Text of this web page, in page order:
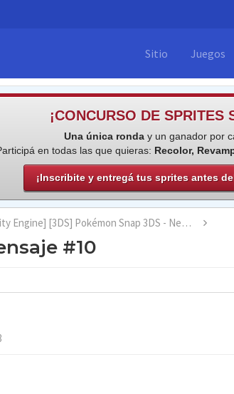
Sitio Juegos
¡CONCURSO DE SPRITES
Una única ronday un ganador por
en todas las que quieras: Recolor,
¡Inscribite y entregá tus sprites antes
[Unity Engine] [3DS] Pokémon Snap 3DS - New Nintendo 3DS - ESP/ENG/IT/FR/PT/DE/JAP/CH - beta v0.3.6
#10